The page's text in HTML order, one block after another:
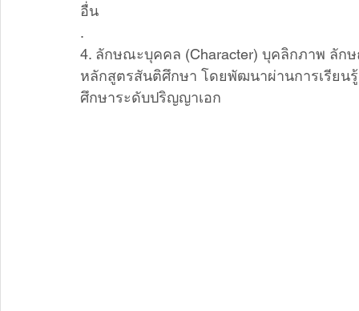
อื่น
.
4. ลักษณะบุคคล (Character) บุคลิกภาพ ลั
หลักสูตรสันติศึกษา โดยพัฒนาผ่านการเรีย
ศึกษาระดับปริญญาเอก